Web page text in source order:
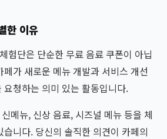
한 이유
험단은 단순한 무료 음료 쿠폰이 아닙
가 새로운 메뉴 개발과 서비스 개선
요청하는 의미 있는 활동입니다.
메뉴, 신상 음료, 시즈널 메뉴 등을 체
니다. 당신의 솔직한 의견이 카페의